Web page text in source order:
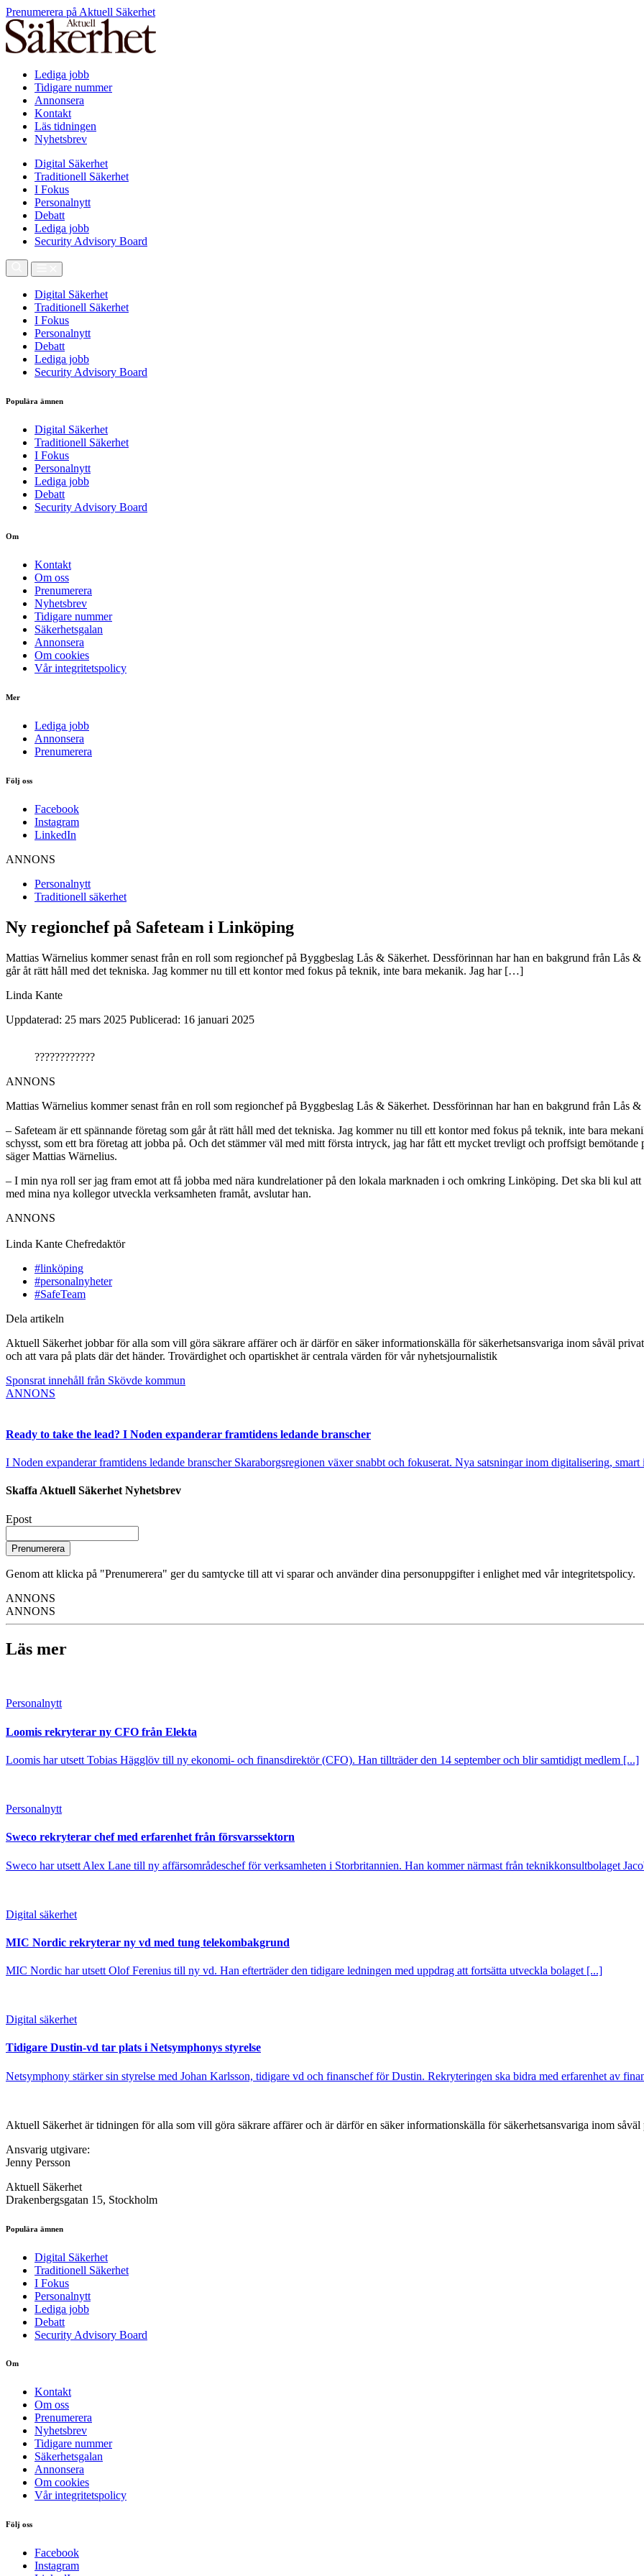
Prenumerera på Aktuell Säkerhet
Lediga jobb
Tidigare nummer
Annonsera
Kontakt
Läs tidningen
Nyhetsbrev
Digital Säkerhet
Traditionell Säkerhet
I Fokus
Personalnytt
Debatt
Lediga jobb
Security Advisory Board
Digital Säkerhet
Traditionell Säkerhet
I Fokus
Personalnytt
Debatt
Lediga jobb
Security Advisory Board
Populära ämnen
Digital Säkerhet
Traditionell Säkerhet
I Fokus
Personalnytt
Lediga jobb
Debatt
Security Advisory Board
Om
Kontakt
Om oss
Prenumerera
Nyhetsbrev
Tidigare nummer
Säkerhetsgalan
Annonsera
Om cookies
Vår integritetspolicy
Mer
Lediga jobb
Annonsera
Prenumerera
Följ oss
Facebook
Instagram
LinkedIn
ANNONS
Personalnytt
Traditionell säkerhet
Ny regionchef på Safeteam i Linköping
Mattias Wärnelius kommer senast från en roll som regionchef på Byggbeslag Lås & Säkerhet. Dessförinnan har han en bakgrund från Lås
går åt rätt håll med det tekniska. Jag kommer nu till ett kontor med fokus på teknik, inte bara mekanik. Jag har […]
Linda Kante
Uppdaterad: 25 mars 2025 Publicerad: 16 januari 2025
????????????
ANNONS
Mattias Wärnelius kommer senast från en roll som regionchef på Byggbeslag Lås & Säkerhet. Dessförinnan har han en bakgrund från Lås
– Safeteam är ett spännande företag som går åt rätt håll med det tekniska. Jag kommer nu till ett kontor med fokus på teknik, inte bara
schysst, som ett bra företag att jobba på. Och det stämmer väl med mitt första intryck, jag har fått ett mycket trevligt och proffsigt
säger Mattias Wärnelius.
– I min nya roll ser jag fram emot att få jobba med nära kundrelationer på den lokala marknaden i och omkring Linköping. Det ska bli kul
med mina nya kollegor utveckla verksamheten framåt, avslutar han.
ANNONS
Linda Kante Chefredaktör
#linköping
#personalnyheter
#SafeTeam
Dela artikeln
Aktuell Säkerhet jobbar för alla som vill göra säkrare affärer och är därför en säker informationskälla för säkerhetsansvariga inom såväl
och att vara på plats där det händer. Trovärdighet och opartiskhet är centrala värden för vår nyhetsjournalistik
Sponsrat innehåll från Skövde kommun
ANNONS
Ready to take the lead? I Noden expanderar framtidens ledande branscher
I Noden expanderar framtidens ledande branscher Skaraborgsregionen växer snabbt och fokuserat. Nya satsningar inom digitalisering,
Skaffa Aktuell Säkerhet Nyhetsbrev
Epost
Prenumerera
Genom att klicka på "Prenumerera" ger du samtycke till att vi sparar och använder dina personuppgifter i enlighet med vår integritetspolicy.
ANNONS
ANNONS
Läs mer
Personalnytt
Loomis rekryterar ny CFO från Elekta
Loomis har utsett Tobias Hägglöv till ny ekonomi- och finansdirektör (CFO). Han tillträder den 14 september och blir samtidigt medlem [...]
Personalnytt
Sweco rekryterar chef med erfarenhet från försvarssektorn
Sweco har utsett Alex Lane till ny affärsområdeschef för verksamheten i Storbritannien. Han kommer närmast från teknikkonsultbolaget
Digital säkerhet
MIC Nordic rekryterar ny vd med tung telekombakgrund
MIC Nordic har utsett Olof Ferenius till ny vd. Han efterträder den tidigare ledningen med uppdrag att fortsätta utveckla bolaget [...]
Digital säkerhet
Tidigare Dustin-vd tar plats i Netsymphonys styrelse
Netsymphony stärker sin styrelse med Johan Karlsson, tidigare vd och finanschef för Dustin. Rekryteringen ska bidra med erfarenhet av
Aktuell Säkerhet är tidningen för alla som vill göra säkrare affärer och är därför en säker informationskälla för säkerhets­ansvariga inom
Ansvarig utgivare:
Jenny Persson
Aktuell Säkerhet
Drakenbergsgatan 15, Stockholm
Populära ämnen
Digital Säkerhet
Traditionell Säkerhet
I Fokus
Personalnytt
Lediga jobb
Debatt
Security Advisory Board
Om
Kontakt
Om oss
Prenumerera
Nyhetsbrev
Tidigare nummer
Säkerhetsgalan
Annonsera
Om cookies
Vår integritetspolicy
Följ oss
Facebook
Instagram